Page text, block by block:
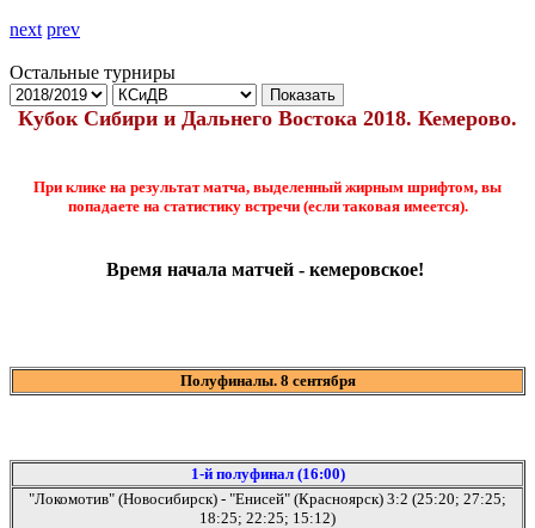
next prev
Остальные турниры
Показать
Кубок Сибири и Дальнего Востока 2018. Кемерово.
При клике на результат матча, выделенный жирным шрифтом, вы
попадаете на статистику встречи (если таковая имеется).
Время начала матчей - кемеровское!
Полуфиналы. 8 сентября
1-й полуфинал (16:00)
"Локомотив" (Новосибирск) - "Енисей" (Красноярск) 3:2 (25:20; 27:25;
18:25; 22:25; 15:12)